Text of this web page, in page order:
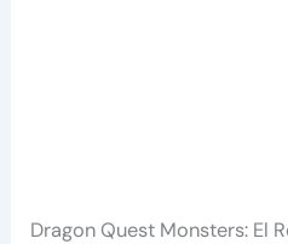
Dragon Quest Monsters: El